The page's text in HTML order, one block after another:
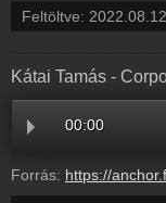
Feltöltve:
Kátai Tamás -
00:00
Forrás: https://anchor.fm/s/add45780/podcast/play/56076734/